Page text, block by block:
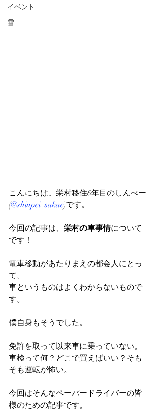
イベント
雪
こんにちは。栄村移住6年目のしんぺー
(@shinpei_sakae)です。
今回の記事は、 栄村の車事情について
です！
電車移動があたりまえの都会人にとっ
て、
車というものはよくわからないもので
す。
僕自身もそうでした。
免許を取って以来車に乗っていない。
車検って何？どこで買えばいい？そも
そも運転が怖い。
今回はそんなペーパードライバーの皆
様のための記事です。